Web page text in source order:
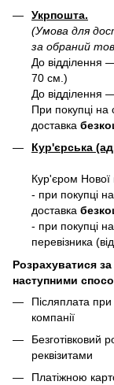
Укрпошта.
(Умова для
за обраний
До відділення
70 см.)
До відділення
При покупці
доставка
Кур'єрська
Кур'єром Нової
- при покупці
доставка
- при покупці
перевізника
Розрахуватися
наступними
Післяплата при
компанії
Безготівковий
реквізитами
Платіжною